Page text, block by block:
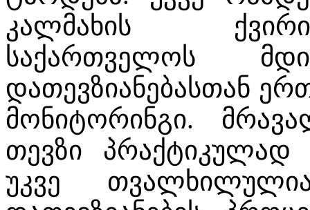
კალმახის
საქართველოს
დათევზიანებასთან
მონიტორინგი.
თევზი
უკვე